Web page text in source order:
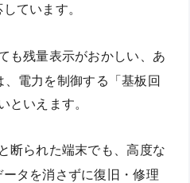
ています。
も残量表示がおかしい、あ
、電力を制御する「基板回
といえます。
断られた端末でも、高度な
タを消さずに復旧・修理